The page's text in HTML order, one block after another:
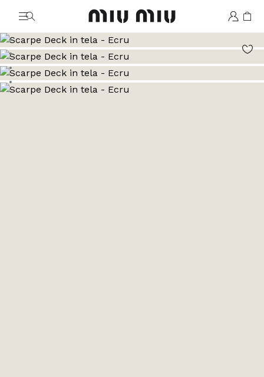
MiuMiu logo
Vai all'immagine 1
Vai all'immagine 2
Vai all'immagine 3
Vai all'immagine 4
Vai all'immagine 5